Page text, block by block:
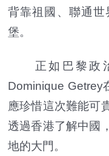
背靠祖國、聯通
堡。
正如巴黎政治
Dominique Getrey
應珍惜這次難能可
透過香港了解中國
地的大門。